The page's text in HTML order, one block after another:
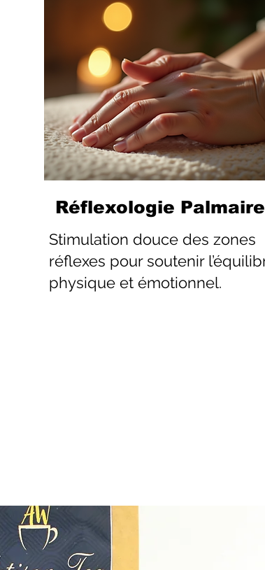
Réflexologie Palmaire
Stimulation douce des zones
réflexes pour soutenir
physique et émotionnel.